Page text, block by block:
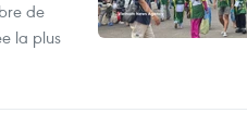
de
la plus